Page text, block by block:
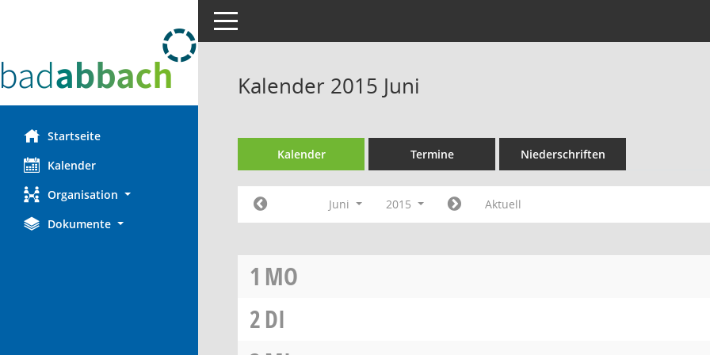
Startseite
Kalender
Organisation
Dokumente
Toggle navigation
Kalender 2015 Juni
Kalender Termine Niederschriften
Juni 2015 Aktuell
1 MO
2DI